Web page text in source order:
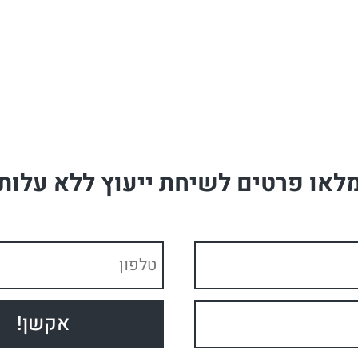
פרטים לשיחת ייעוץ ללא